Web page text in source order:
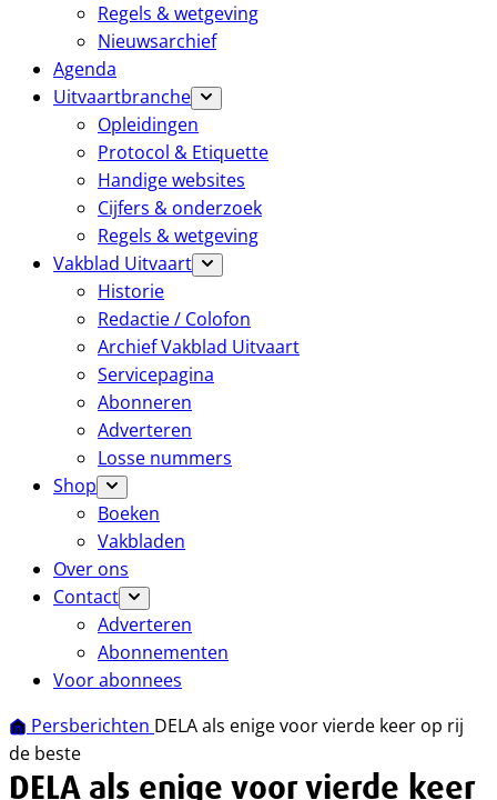
Regels & wetgeving
Nieuwsarchief
Agenda
Uitvaartbranche
Opleidingen
Protocol & Etiquette
Handige websites
Cijfers & onderzoek
Regels & wetgeving
Vakblad Uitvaart
Historie
Redactie / Colofon
Archief Vakblad Uitvaart
Servicepagina
Abonneren
Adverteren
Losse nummers
Shop
Boeken
Vakbladen
Over ons
Contact
Adverteren
Abonnementen
Voor abonnees
Persberichten DELA als enige voor vierde keer op rij
de beste
DELA als enige voor vierde keer